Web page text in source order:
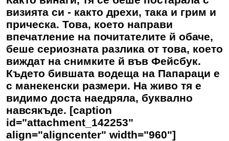
визията си - както дрехи, така и грим и
прическа. Това, което направи
впечатление на почитателите й обаче,
беше сериозната разлика от това, което
виждат на снимките й във Фейсбук.
Където бившата водеща на Папараци е
с манекенски размери. На живо тя е
видимо доста наедряла, буквално
навсякъде. [caption
id="attachment_142253"
align="aligncenter" width="960"]